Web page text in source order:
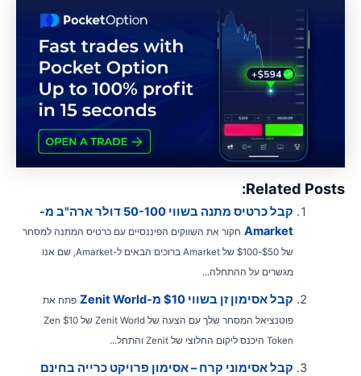
Related
קבל כרטיס מתנה בשווי 50-100 דולר ארה"ב מ-
Amarket חקור את השווקים הפיננסיים עם כרטיס המתנה למסחר
של $50-$100 של Amarket ברוכים הבאים ל-Amarket, שם אנו
מגשרים על ההתחלה...
קבל אסימון זן בשווי $10 מ-Zenit World
פתח את
פוטנציאל המסחר שלך עם הצעה של Zenit World של $10 Zen
Token היכנס ליקום החלוצי של Zenit והתחל...
קבל אסימוני קרח – אסימון פרויקט כרייה בחינם